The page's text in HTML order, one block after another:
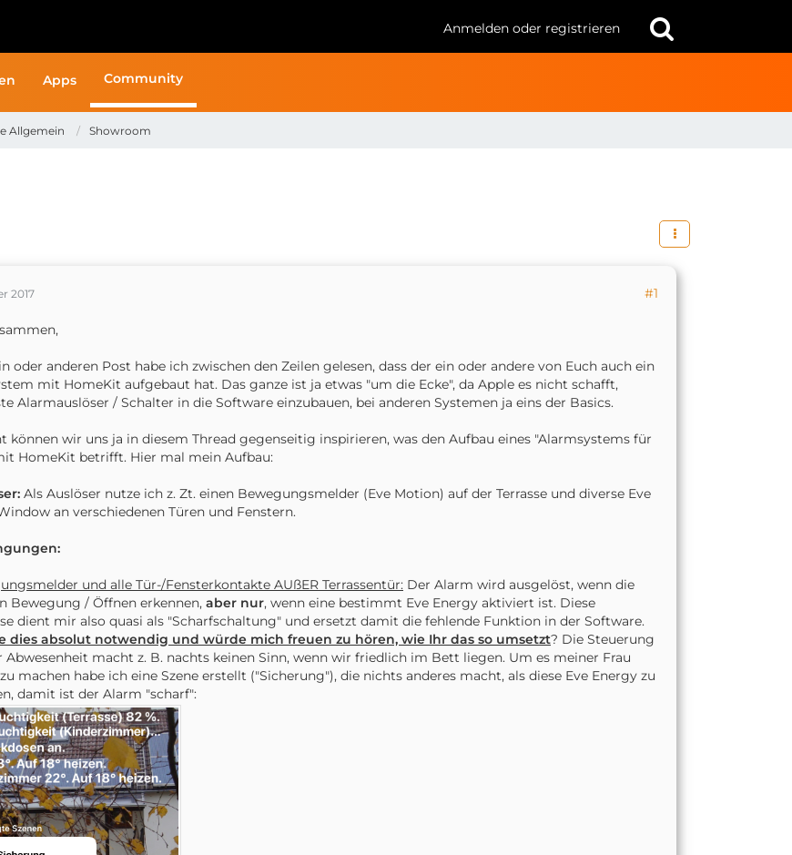
Anmelden oder registrieren
Apps Community
Allgemein Showroom
2017 #1
oder anderen Post habe ich zwischen den Zeilen gelesen, dass der ein oder andere von Euch auch ein
mit HomeKit aufgebaut hat. Das ganze ist ja etwas "um die Ecke", da Apple es nicht schafft,
Alarmauslöser / Schalter in die Software einzubauen, bei anderen Systemen ja eins der Basics.
können wir uns ja in diesem Thread gegenseitig inspirieren, was den Aufbau eines "Alarmsystems für
HomeKit betrifft. Hier mal mein Aufbau:
Als Auslöser nutze ich z. Zt. einen Bewegungsmelder (Eve Motion) auf der Terrasse und diverse Eve
an verschiedenen Türen und Fenstern.
und alle Tür-/Fensterkontakte AUßER Terrassentür: Der Alarm wird ausgelöst, wenn die
Bewegung / Öffnen erkennen, aber nur, wenn eine bestimmt Eve Energy aktiviert ist. Diese
dient mir also quasi als "Scharfschaltung" und ersetzt damit die fehlende Funktion in der Software.
dies absolut notwendig und würde mich freuen zu hören, wie Ihr das so umsetzt? Die Steuerung
Abwesenheit macht z. B. nachts keinen Sinn, wenn wir friedlich im Bett liegen. Um es meiner Frau
machen habe ich eine Szene erstellt ("Sicherung"), die nichts anderes macht, als diese Eve Energy zu
damit ist der Alarm "scharf":